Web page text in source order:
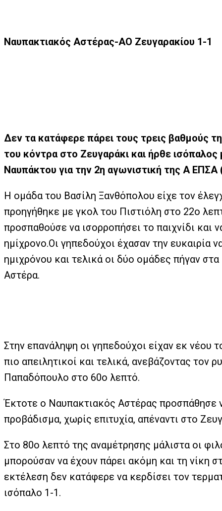
Ναυπακτιακός Αστέρας-ΑΟ Ζευγαρακίου 1-1
Δεν τα κατάφερε πάρει τους τρεις βαθμούς
του κόντρα στο Ζευγαράκι και ήρθε
Ναυπάκτου για την 2η αγωνιστική της Α
Η ομάδα του Βασίλη Ξανθόπολου είχε τον
προηγήθηκε με γκολ του Πιστιόλη στο 22ο
προσπαθούσε να ισορροπήσει το παιχνίδι και
ημίχρονο.Οι γηπεδούχοι έχασαν την ευκαιρία
ημιχρόνου και τελικά οι δύο ομάδες πήγαν
Αστέρα.
Στην επανάληψη οι γηπεδούχοι είχαν εκ νέου
πιο απειλητικοί και τελικά, ανεβάζοντας τον
Παπαδόπουλο στο 60ο λεπτό.
Έκτοτε ο Ναυπακτιακός Αστέρας προσπάθησε
προβάδισμα, χωρίς επιτυχία, απέναντι στο
Στο 80ο λεπτό της αναμέτρησης μάλιστα οι
μπορούσαν να έχουν πάρει ακόμη και τη νίκη
εκτέλεση δεν κατάφερε να κερδίσει τον
ισόπαλο 1-1.